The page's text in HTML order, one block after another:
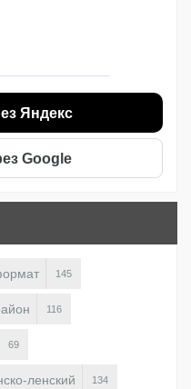
Яндекс
Google
145
116
69
ленский 134